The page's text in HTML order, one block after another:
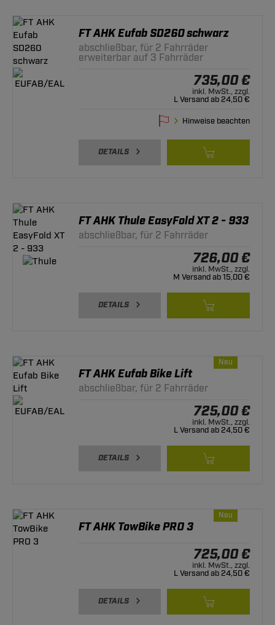
FT AHK Eufab SD260 schwarz
abschließbar, für 2 Fahrräder
erweiterbar auf 3 Fahrräder
735,00 €
inkl. MwSt., zzgl.
L Versand ab 24,50 €
Hinweise beachten
DETAILS
FT AHK Thule EasyFold XT 2 - 933
abschließbar, für 2 Fahrräder
726,00 €
inkl. MwSt., zzgl.
M Versand ab 15,00 €
DETAILS
Neu
FT AHK Eufab Bike Lift
abschließbar, für 2 Fahrräder
725,00 €
inkl. MwSt., zzgl.
L Versand ab 24,50 €
DETAILS
Neu
FT AHK TowBike PRO 3
725,00 €
inkl. MwSt., zzgl.
L Versand ab 24,50 €
DETAILS